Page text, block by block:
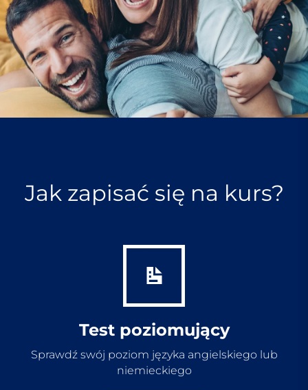
c
h
Jak zapisać się na kurs?
Test poziomujący
Sprawdź swój poziom języka angielskiego lub
niemieckiego